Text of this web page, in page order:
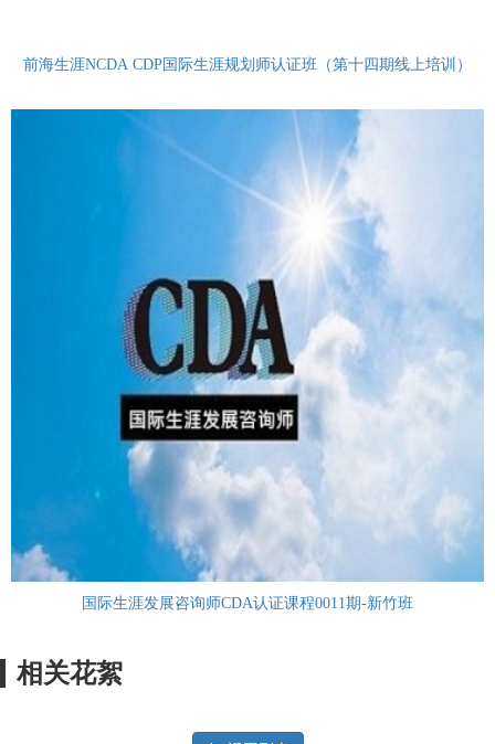
前海生涯NCDA CDP国际生涯规划师认证班（第十四期线上培训）
国际生涯发展咨询师CDA认证课程0011期-新竹班
相关花絮